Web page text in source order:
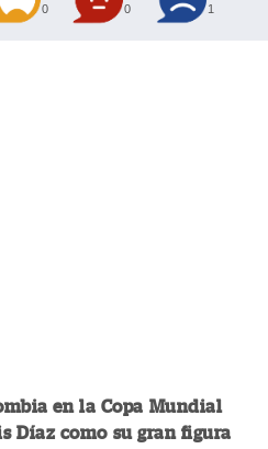
0 0 1
en la Copa Mundial
Díaz como su gran figura